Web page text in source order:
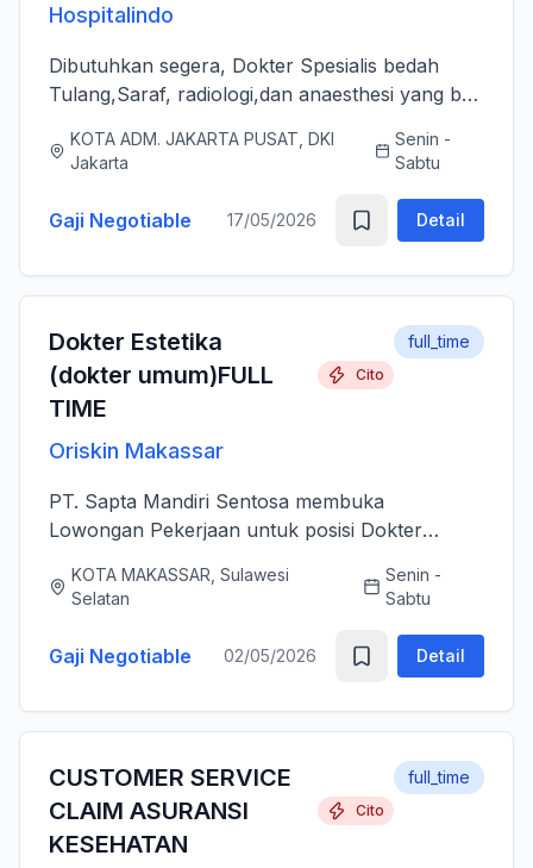
Hospitalindo
Dibutuhkan segera, Dokter Spesialis bedah
Tulang,Saraf, radiologi,dan anaesthesi yang bs
ramah dan berjiwa sosial. Bersedia bergabung
KOTA ADM. JAKARTA PUSAT, DKI
Jakarta
Senin -
Sabtu
Gaji Negotiable 17/05/2026 Detail
Dokter Estetika
(dokter umum)FULL
TIME
Cito
Oriskin Makassar
full_time
PT. Sapta Mandiri Sentosa membuka
Lowongan Pekerjaan untuk posisi Dokter
jawab memberikan layanan medis estetika yang
KOTA MAKASSAR, Sulawesi
Selatan
Senin -
Sabtu
Gaji Negotiable 02/05/2026 Detail
CUSTOMER SERVICE
CLAIM ASURANSI
KESEHATAN
Cito
full_time